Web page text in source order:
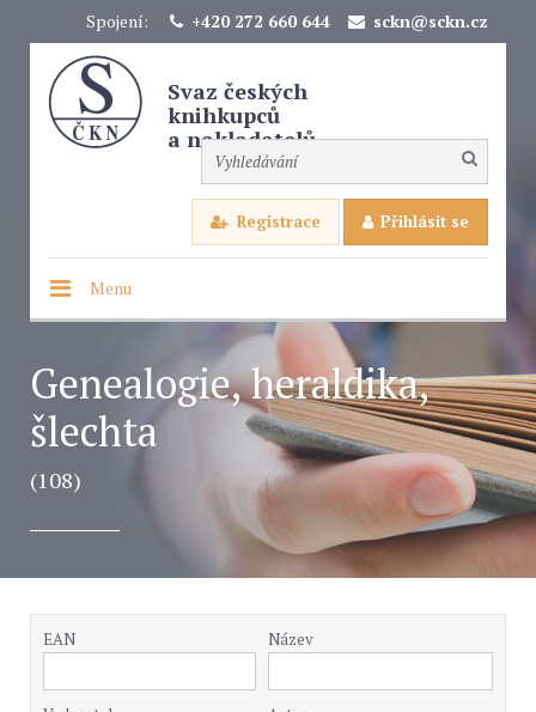
Spojení: +420 272 660 644 sckn@sckn.cz
Svaz českých
knihkupců
a nakladatelů
Registrace Přihlásit se
Menu
Genealogie, heraldika,
šlechta
(108)
EAN Název